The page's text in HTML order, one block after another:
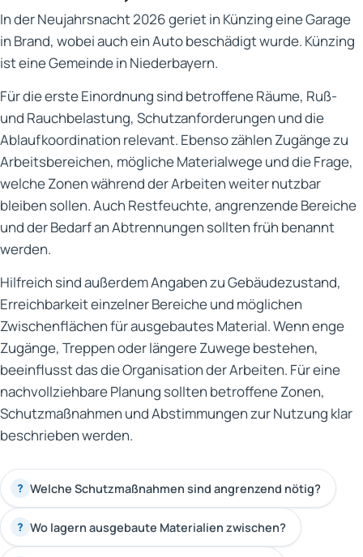
In der Neujahrsnacht 2026 geriet in Künzing eine Garage
in Brand, wobei auch ein Auto beschädigt wurde. Künzing
ist eine Gemeinde in Niederbayern.
Für die erste Einordnung sind betroffene Räume, Ruß-
und Rauchbelastung, Schutzanforderungen und die
Ablaufkoordination relevant. Ebenso zählen Zugänge zu
Arbeitsbereichen, mögliche Materialwege und die Frage,
welche Zonen während der Arbeiten weiter nutzbar
bleiben sollen. Auch Restfeuchte, angrenzende Bereiche
und der Bedarf an Abtrennungen sollten früh benannt
werden.
Hilfreich sind außerdem Angaben zu Gebäudezustand,
Erreichbarkeit einzelner Bereiche und möglichen
Zwischenflächen für ausgebautes Material. Wenn enge
Zugänge, Treppen oder längere Zuwege bestehen,
beeinflusst das die Organisation der Arbeiten. Für eine
nachvollziehbare Planung sollten betroffene Zonen,
Schutzmaßnahmen und Abstimmungen zur Nutzung klar
beschrieben werden.
? Welche Schutzmaßnahmen sind angrenzend nötig?
? Wo lagern ausgebaute Materialien zwischen?